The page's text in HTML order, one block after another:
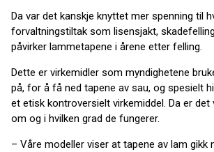
Da var det kanskje knyttet mer spenning til
forvaltningstiltak som lisensjakt,
påvirker lammetapene i årene etter felling.
Dette er virkemidler som myndighetene
på, for å få ned tapene av sau, og spesielt
et etisk kontroversielt virkemiddel. Da er det
om og i hvilken grad de fungerer.
– Våre modeller viser at tapene av lam gikk